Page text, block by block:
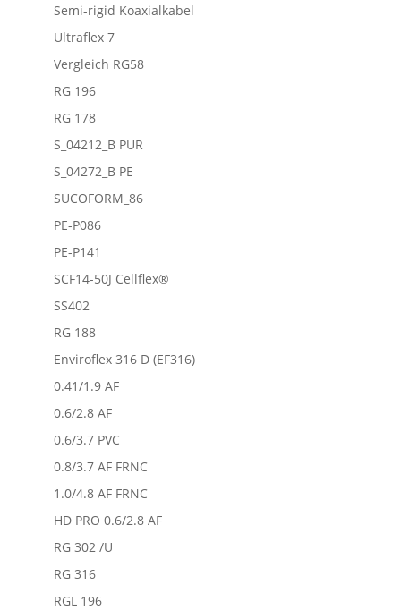
Semi-rigid Koaxialkabel
Ultraflex 7
Vergleich RG58
RG 196
RG 178
S_04212_B PUR
S_04272_B PE
SUCOFORM_86
PE-P086
PE-P141
SCF14-50J Cellflex®
SS402
RG 188
Enviroflex 316 D (EF316)
0.41/1.9 AF
0.6/2.8 AF
0.6/3.7 PVC
0.8/3.7 AF FRNC
1.0/4.8 AF FRNC
HD PRO 0.6/2.8 AF
RG 302 /U
RG 316
RGL 196